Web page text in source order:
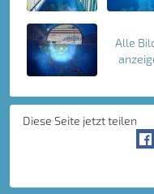
Alle
Diese Seite jetzt teilen